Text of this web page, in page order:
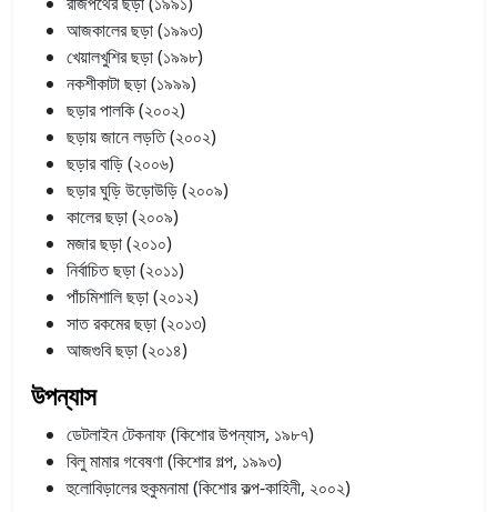
আজকালের ছড়া (১৯৯৩)
খেয়ালখুশির ছড়া (১৯৯৮)
নকশীকাটা ছড়া (১৯৯৯)
ছড়ার পালকি (২০০২)
ছড়ায় জানে লড়তি (২০০২)
ছড়ার বাড়ি (২০০৬)
ছড়ার ঘুড়ি উড়োউড়ি (২০০৯)
কালের ছড়া (২০০৯)
মজার ছড়া (২০১০)
নির্বাচিত ছড়া (২০১১)
পাঁচমিশালি ছড়া (২০১২)
সাত রকমের ছড়া (২০১৩)
আজগুবি ছড়া (২০১৪)
উপন্যাস
ডেটলাইন টেকনাফ (কিশোর উপন্যাস, ১৯৮৭)
বিলু মামার গবেষণা (কিশোর গল্প, ১৯৯৩)
হুলোবিড়ালের হুকুমনামা (কিশোর কল্প-কাহিনী, ২০০২)